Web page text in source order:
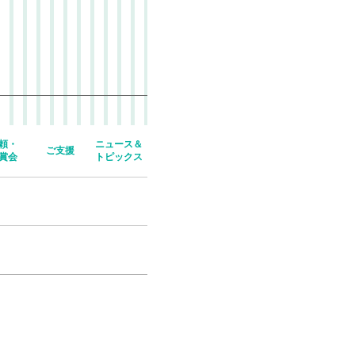
・
会
ご支援
ニュース＆
トピックス